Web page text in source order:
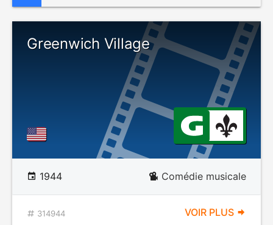
Greenwich Village
1944 Comédie musicale
314944 VOIR PLUS